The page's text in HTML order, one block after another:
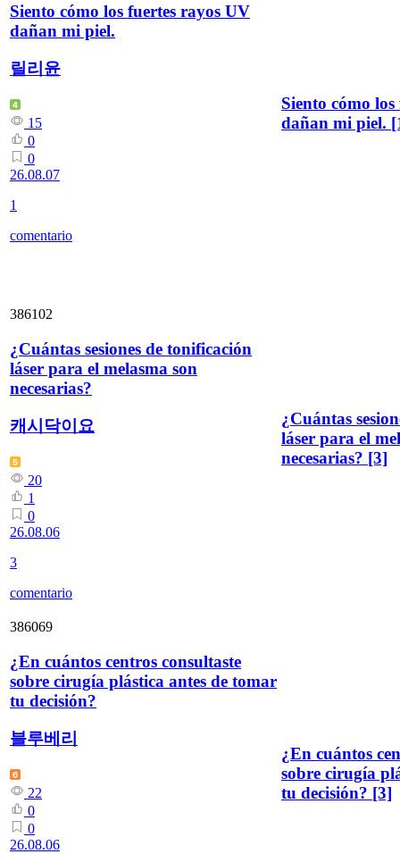
Siento cómo los fuertes rayos UV
dañan mi piel.
릴리윤
15
0
0
26.08.07
1
comentario
Siento cómo
dañan mi piel.
386102
¿Cuántas sesiones de tonificación
láser para el melasma son
necesarias?
캐시닥이요
20
1
0
26.08.06
3
comentario
¿Cuántas
láser para el
necesarias? [3]
386069
¿En cuántos centros consultaste
sobre cirugía plástica antes de tomar
tu decisión?
블루베리
22
0
0
26.08.06
¿En cuántos
sobre cirugía
tu decisión? [3]